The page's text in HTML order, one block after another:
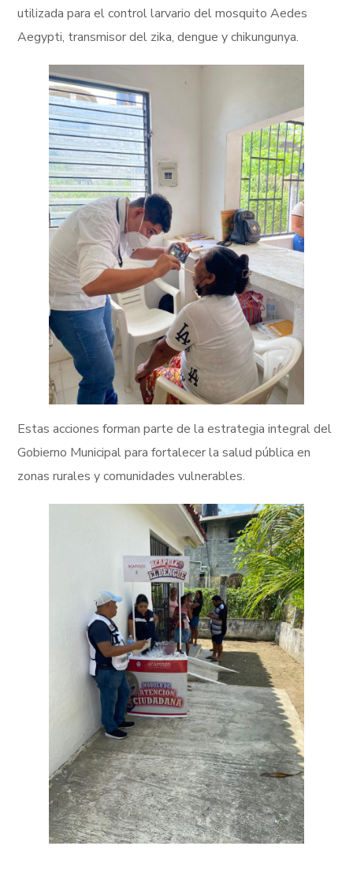
utilizada para el control larvario del mosquito Aedes
Aegypti, transmisor del zika, dengue y chikungunya.
Estas acciones forman parte de la estrategia integral del
Gobierno Municipal para fortalecer la salud pública en
zonas rurales y comunidades vulnerables.